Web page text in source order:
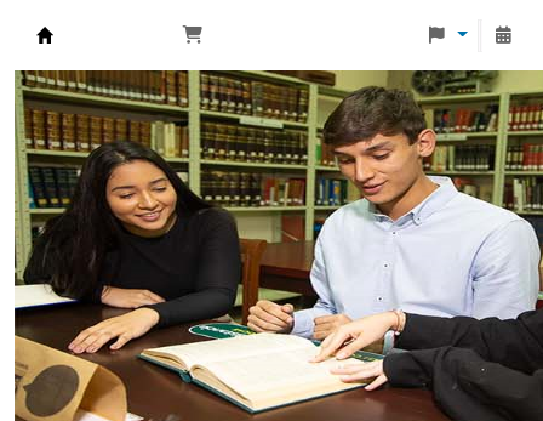
Biblioteca Universidad Monteávila